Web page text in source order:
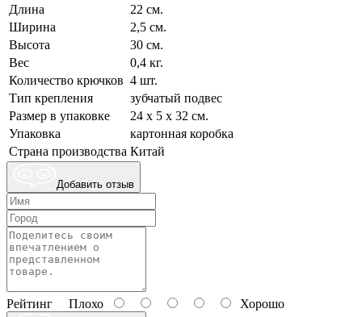
Длина
22 см.
Ширина
2,5 см.
Высота
30 см.
Вес
0,4 кг.
Количество крючков 4 шт.
Тип крепления
зубчатый подвес
Размер в упаковке
24 х 5 х 32 см.
Упаковка
картонная коробка
Страна производства Китай
Добавить отзыв
Рейтинг Плохо Хорошо